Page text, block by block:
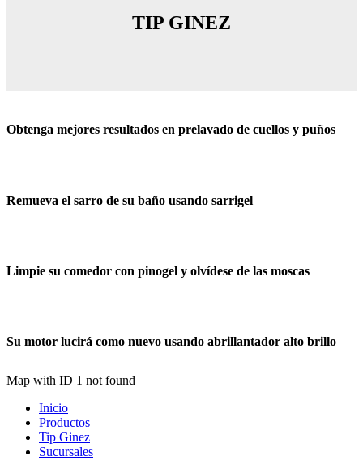
TIP GINEZ
Obtenga mejores resultados en prelavado de cuellos y puños
Remueva el sarro de su baño usando sarrigel
Limpie su comedor con pinogel y olvídese de las moscas
Su motor lucirá como nuevo usando abrillantador alto brillo
Map with ID 1 not found
Inicio
Productos
Tip Ginez
Sucursales